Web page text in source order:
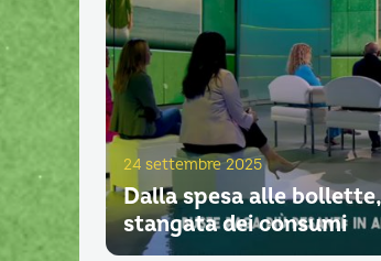
24 settembre 2025
Dalla spesa alle
stangata dei consumi